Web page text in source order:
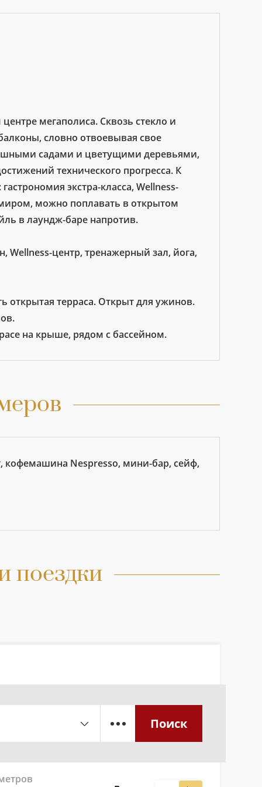
мегаполиса. Сквозь стекло и
словно отвоевывая свое
садами и цветущими деревьями,
технического прогресса. К
экстра-класса, Wellness-
можно поплавать в открытом
в лаундж-баре напротив.
Wellness-центр, тренажерный зал, йога,
открытая терраса. Открыт для ужинов.
на крыше, рядом с бассейном.
кофемашина Nespresso, мини-бар, сейф,
поездки
Поиск